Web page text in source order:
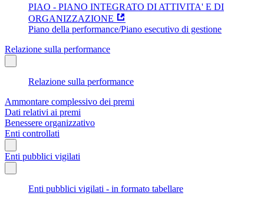
PIAO - PIANO INTEGRATO DI ATTIVITA' E DI
ORGANIZZAZIONE
Piano della performance/Piano esecutivo di gestione
Relazione sulla performance
Relazione sulla performance
Ammontare complessivo dei premi
Dati relativi ai premi
Benessere organizzativo
Enti controllati
Enti pubblici vigilati
Enti pubblici vigilati - in formato tabellare